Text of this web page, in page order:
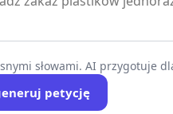
słowami. AI przygotuje
petycję